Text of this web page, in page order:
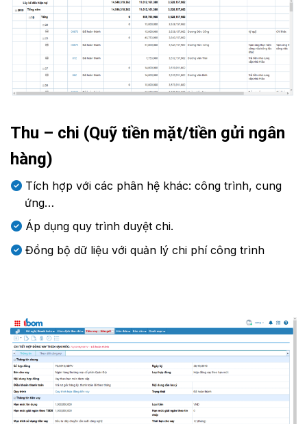
Thu – chi (Quỹ tiền mặt/tiền gửi ngân
hàng)
Tích hợp với các phân hệ khác: công trình, cung
ứng…
Áp dụng quy trình duyệt chi.
Đồng bộ dữ liệu với quản lý chi phí công trình